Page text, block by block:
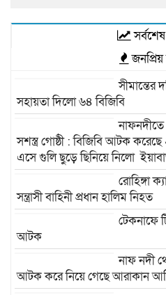
সীমান্তের
সহায়তা দিলো ৬৪ বিজিবি
নাফনদীতে
সশস্ত্র গোষ্ঠী : বিজিবি আটক
এসে গুলি ছুড়ে ছিনিয়ে নিলো
রোহিঙ্গা
সন্ত্রাসী বাহিনী প্রধান হালিম নিহত
টেকনাফে
আটক
নাফ নদী
আটক করে নিয়ে গেছে আরাকান